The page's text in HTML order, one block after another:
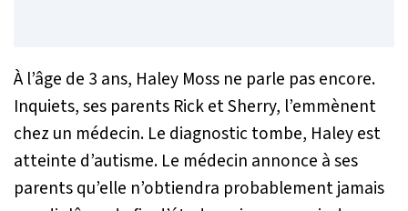
À l’âge de 3 ans, Haley Moss ne parle pas encore.
Inquiets, ses parents Rick et Sherry, l’emmènent
chez un médecin. Le diagnostic tombe, Haley est
atteinte d’autisme. Le médecin annonce à ses
parents qu’elle n’obtiendra probablement jamais